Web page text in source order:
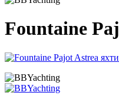
Fountaine